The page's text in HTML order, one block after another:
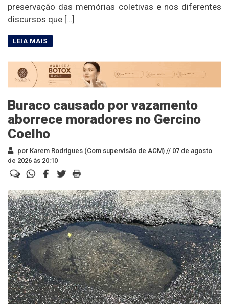
preservação das memórias coletivas e nos diferentes
discursos que […]
Buraco causado por vazamento
aborrece moradores no Gercino
Coelho
por Karem Rodrigues (Com supervisão de ACM) // 07 de agosto
de 2026 às 20:10